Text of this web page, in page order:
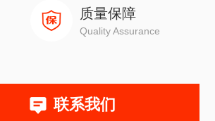
质量保障
Quality Assurance
联系我们